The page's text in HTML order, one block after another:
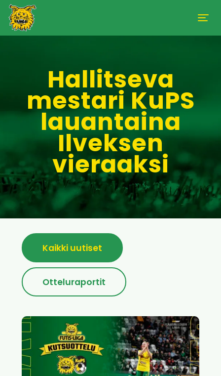
Hallitseva
mestari KuPS
lauantaina
Ilveksen
vieraaksi
Kaikki uutiset
Otteluraportit